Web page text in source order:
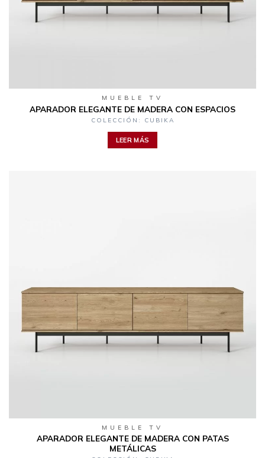
MUEBLE TV
APARADOR ELEGANTE DE MADERA CON ESPACIOS
COLECCIÓN: CUBIKA
LEER MÁS
MUEBLE TV
APARADOR ELEGANTE DE MADERA CON PATAS
METÁLICAS